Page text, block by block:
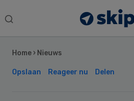
Search
Home › Nieuws
Opslaan Reageer nu Delen
Sidebar